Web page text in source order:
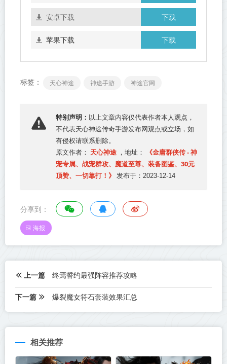
下载
安卓下载
下载
苹果下载
标签： 天心神途 神途手游 神途官网
特别声明： 以上文章内容仅代表作者本人观点，
不代表天心神途传奇手游发布网观点或立场，如
有侵权请联系删除。
原文作者： 天心神途 ，地址：
《金庸群侠传 - 神
宠专属、战宠群攻、魔道至尊、装备图鉴、30元
顶赞、一切靠打！》
发布于：2023-12-14
分享到：
海报
上一篇 终焉誓约最强阵容推荐攻略
下一篇 爆裂魔女符石套装效果汇总
相关推荐